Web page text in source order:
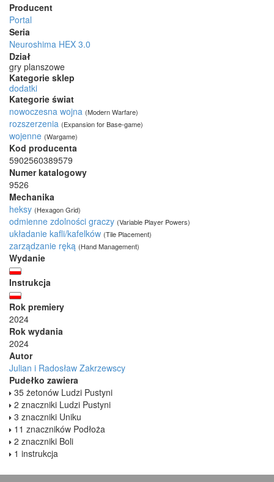
Producent
Portal
Seria
Neuroshima HEX 3.0
Dział
gry planszowe
Kategorie sklep
dodatki
Kategorie świat
nowoczesna wojna (Modern Warfare)
rozszerzenia (Expansion for Base-game)
wojenne (Wargame)
Kod producenta
5902560389579
Numer katalogowy
9526
Mechanika
heksy (Hexagon Grid)
odmienne zdolności graczy (Variable Player Powers)
układanie kafli/kafelków (Tile Placement)
zarządzanie ręką (Hand Management)
Wydanie
Instrukcja
Rok premiery
2024
Rok wydania
2024
Autor
Julian i Radosław Zakrzewscy
Pudełko zawiera
35 żetonów Ludzi Pustyni
2 znaczniki Ludzi Pustyni
3 znaczniki Uniku
11 znaczników Podłoża
2 znaczniki Boli
1 instrukcja